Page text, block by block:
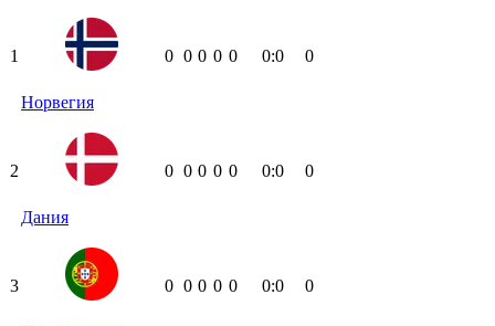
1
Норвегия
0 0 0 0 0 0:0 0
2
Дания
0 0 0 0 0 0:0 0
3 0 0 0 0 0 0:0 0